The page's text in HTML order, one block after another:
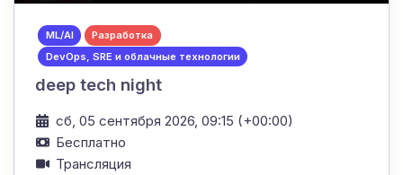
ML/AI
Разработка
DevOps, SRE и облачные технологии
deep tech night
сб, 05 сентября 2026, 09:15 (+00:00)
Бесплатно
Трансляция